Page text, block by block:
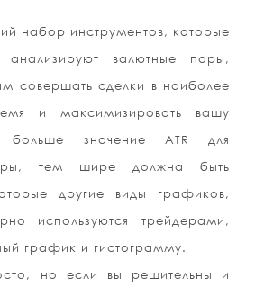
набор инструментов, которые
анализируют валютные пары,
совершать сделки в наиболее
и максимизировать вашу
значение ATR для
тем шире должна быть
другие виды графиков,
используются трейдерами,
график и гистограмму.
но если вы решительны и